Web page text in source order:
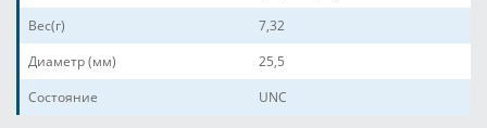
Вес(г)
7,32
Диаметр (мм)
25,5
Состояние
UNC